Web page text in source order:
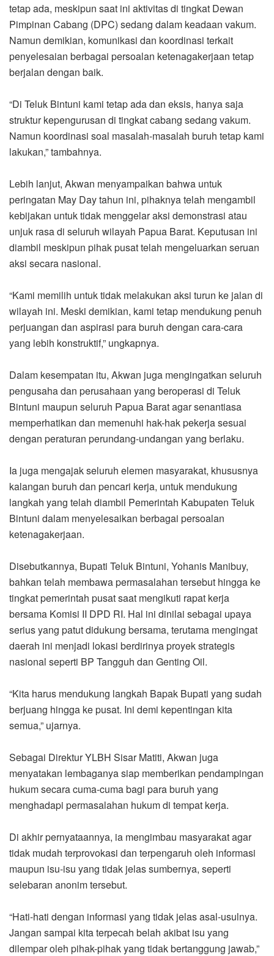
tetap ada, meskipun saat ini aktivitas di tingkat Dewan
Pimpinan Cabang (DPC) sedang dalam keadaan vakum.
Namun demikian, komunikasi dan koordinasi terkait
penyelesaian berbagai persoalan ketenagakerjaan tetap
berjalan dengan baik.
“Di Teluk Bintuni kami tetap ada dan eksis, hanya saja
struktur kepengurusan di tingkat cabang sedang vakum.
Namun koordinasi soal masalah-masalah buruh tetap kami
lakukan,” tambahnya.
Lebih lanjut, Akwan menyampaikan bahwa untuk
peringatan May Day tahun ini, pihaknya telah mengambil
kebijakan untuk tidak menggelar aksi demonstrasi atau
unjuk rasa di seluruh wilayah Papua Barat. Keputusan ini
diambil meskipun pihak pusat telah mengeluarkan seruan
aksi secara nasional.
“Kami memilih untuk tidak melakukan aksi turun ke jalan di
wilayah ini. Meski demikian, kami tetap mendukung penuh
perjuangan dan aspirasi para buruh dengan cara-cara
yang lebih konstruktif,” ungkapnya.
Dalam kesempatan itu, Akwan juga mengingatkan seluruh
pengusaha dan perusahaan yang beroperasi di Teluk
Bintuni maupun seluruh Papua Barat agar senantiasa
memperhatikan dan memenuhi hak-hak pekerja sesuai
dengan peraturan perundang-undangan yang berlaku.
Ia juga mengajak seluruh elemen masyarakat, khususnya
kalangan buruh dan pencari kerja, untuk mendukung
langkah yang telah diambil Pemerintah Kabupaten Teluk
Bintuni dalam menyelesaikan berbagai persoalan
ketenagakerjaan.
Disebutkannya, Bupati Teluk Bintuni, Yohanis Manibuy,
bahkan telah membawa permasalahan tersebut hingga ke
tingkat pemerintah pusat saat mengikuti rapat kerja
bersama Komisi II DPD RI. Hal ini dinilai sebagai upaya
serius yang patut didukung bersama, terutama mengingat
daerah ini menjadi lokasi berdirinya proyek strategis
nasional seperti BP Tangguh dan Genting Oil.
“Kita harus mendukung langkah Bapak Bupati yang sudah
berjuang hingga ke pusat. Ini demi kepentingan kita
semua,” ujarnya.
Sebagai Direktur YLBH Sisar Matiti, Akwan juga
menyatakan lembaganya siap memberikan pendampingan
hukum secara cuma-cuma bagi para buruh yang
menghadapi permasalahan hukum di tempat kerja.
Di akhir pernyataannya, ia mengimbau masyarakat agar
tidak mudah terprovokasi dan terpengaruh oleh informasi
maupun isu-isu yang tidak jelas sumbernya, seperti
selebaran anonim tersebut.
“Hati-hati dengan informasi yang tidak jelas asal-usulnya.
Jangan sampai kita terpecah belah akibat isu yang
dilempar oleh pihak-pihak yang tidak bertanggung jawab,”